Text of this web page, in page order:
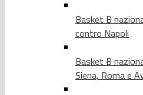
Basket B
contro Napoli
Basket B
Siena, Roma e